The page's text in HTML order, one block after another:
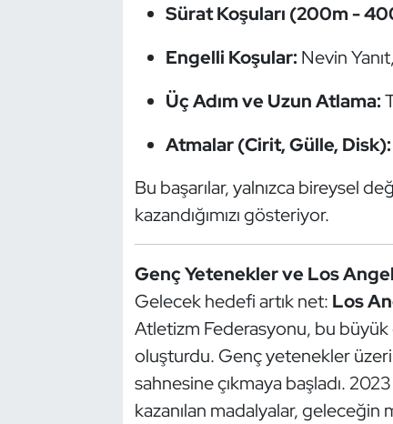
Sürat Koşuları (200m -
Engelli Koşular: Nevin
Üç Adım ve Uzun Atlama:
Atmalar (Cirit, Gülle, Disk):
Bu başarılar, yalnızca bireysel
kazandığımızı gösteriyor.
Genç Yetenekler ve Los
Gelecek hedefi artık net: Los
Atletizm Federasyonu, bu
oluşturdu. Genç yetenekler
sahnesine çıkmaya başladı.
kazanılan madalyalar, geleceğin
Özel Sporcular